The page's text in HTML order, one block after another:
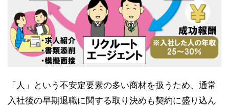
「人」という不安定要素の多い商材を扱うため、通常
入社後の早期退職に関する取り決めも契約に盛り込ん